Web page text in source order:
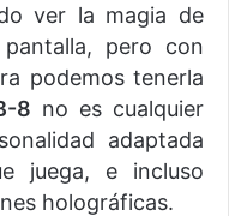
ver la magia de
pero con
podemos tenerla
8 no es cualquier
adaptada
juega, e incluso
holográficas.